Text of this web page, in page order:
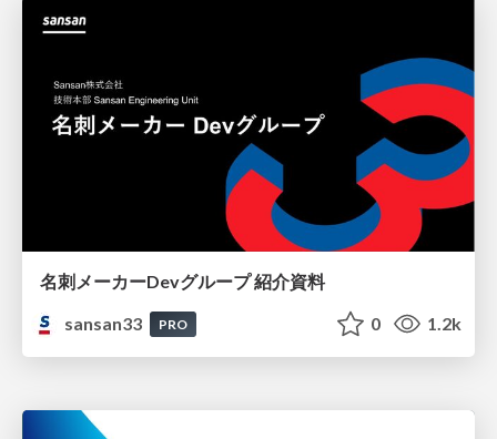
名刺メーカーDevグループ 紹介資料
sansan33
PRO 0 1.2k